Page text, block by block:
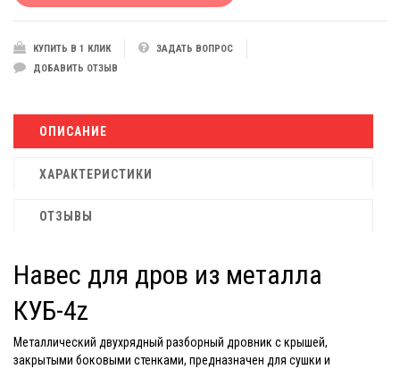
КУПИТЬ В 1 КЛИК
ЗАДАТЬ ВОПРОС
ДОБАВИТЬ ОТЗЫВ
ОПИСАНИЕ
ХАРАКТЕРИСТИКИ
ОТЗЫВЫ
Навес для дров из металла
КУБ-4z
Металлический двухрядный разборный дровник с крышей,
закрытыми боковыми стенками, предназначен для сушки и